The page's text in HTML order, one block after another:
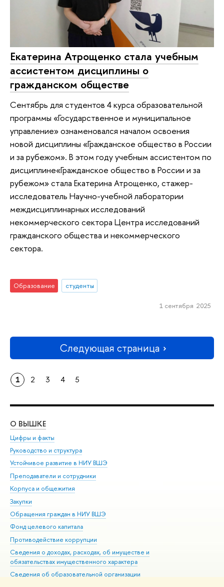
Екатерина Атрощенко стала учебным
ассистентом дисциплины о
гражданском обществе
Сентябрь для студентов 4 курса образовательной
программы «Государственное и муниципальное
управление» ознаменовался началом освоения
новой дисциплины «Гражданское общество в России
и за рубежом». В этом году учебным ассистентом по
дисциплине«Гражданское общество в России и за
рубежом» стала Екатерина Атрощенко, стажер-
исследователь Научно-учебной лаборатории
междисциплинарных исследований
некоммерческого сектора Центра исследований
гражданского общества и некоммерческого
сектора.
Образование студенты
1 сентября 2025
Следующая страница
1 2 3 4 5
О ВЫШКЕ
Цифры и факты
Руководство и структура
Устойчивое развитие в НИУ ВШЭ
Преподаватели и сотрудники
Корпуса и общежития
Закупки
Обращения граждан в НИУ ВШЭ
Фонд целевого капитала
Противодействие коррупции
Сведения о доходах, расходах, об имуществе и
обязательствах имущественного характера
Сведения об образовательной организации